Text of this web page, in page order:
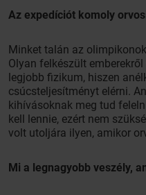
Az expedíciót komoly
Minket talán az
Olyan felkészült
legjobb fizikum, hiszen
csúcsteljesítményt elérni.
kihívásoknak meg tud
kell lennie, ezért nem
volt utoljára ilyen, amikor
Mi a legnagyobb veszély,